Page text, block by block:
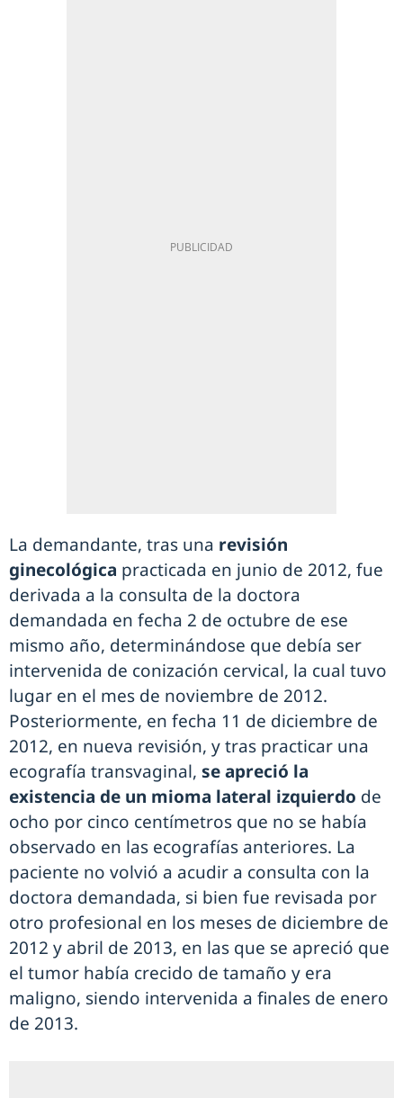
La demandante, tras una revisión
ginecológica practicada en junio de 2012, fue
derivada a la consulta de la doctora
demandada en fecha 2 de octubre de ese
mismo año, determinándose que debía ser
intervenida de conización cervical, la cual tuvo
lugar en el mes de noviembre de 2012.
Posteriormente, en fecha 11 de diciembre de
2012, en nueva revisión, y tras practicar una
ecografía transvaginal, se apreció la
existencia de un mioma lateral izquierdo de
ocho por cinco centímetros que no se había
observado en las ecografías anteriores. La
paciente no volvió a acudir a consulta con la
doctora demandada, si bien fue revisada por
otro profesional en los meses de diciembre de
2012 y abril de 2013, en las que se apreció que
el tumor había crecido de tamaño y era
maligno, siendo intervenida a finales de enero
de 2013.